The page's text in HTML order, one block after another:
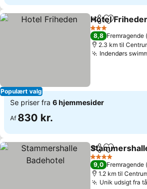
Populært valg
Del Føj til
Hotel
3 Stjerner
8,8 Fremragende
2.3 km til
Indendørs
Se priser fra 6 hjemmesider
Af 830 kr.
Del Føj til
4 Stjerner
9,0 Fremragende
1.2 km til
Unik udsigt fra